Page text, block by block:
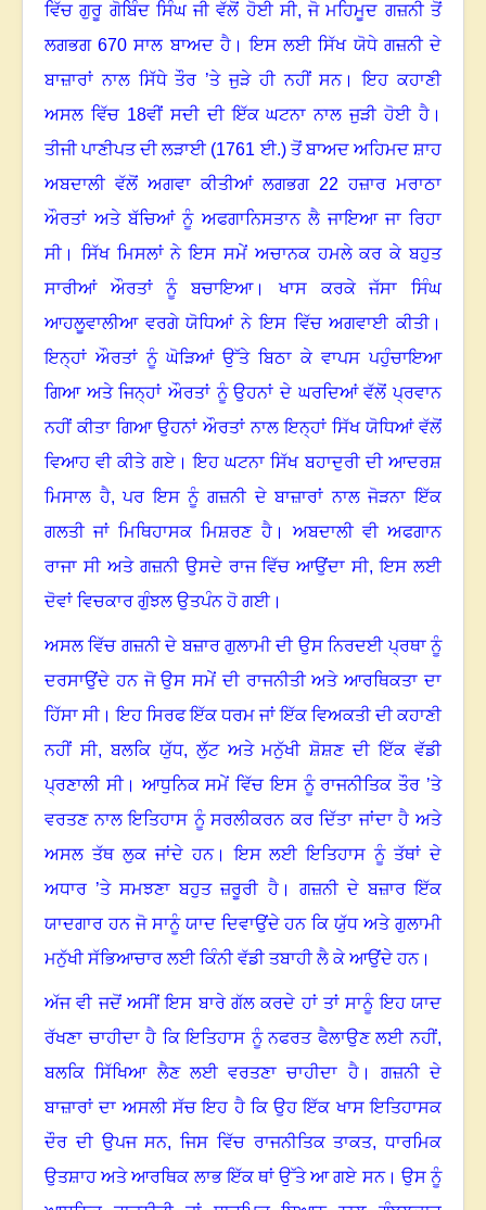
ਵਿੱਚ ਗੁਰੂ ਗੋਬਿੰਦ ਸਿੰਘ ਜੀ ਵੱਲੋਂ ਹੋਈ ਸੀ,ਜੋ ਮਹਿਮੂਦ ਗਜ਼ਨੀ ਤੋਂ
ਲਗਭਗ670 ਸਾਲ ਬਾਅਦ ਹੈ। ਇਸ ਲਈ ਸਿੱਖ ਯੋਧੇ ਗਜ਼ਨੀ ਦੇ
ਬਾਜ਼ਾਰਾਂ ਨਾਲ ਸਿੱਧੇ ਤੌਰ ’ਤੇ ਜੁੜੇ ਹੀ ਨਹੀਂ ਸਨ। ਇਹ ਕਹਾਣੀ
ਅਸਲ ਵਿੱਚ 18ਵੀਂ ਸਦੀ ਦੀ ਇੱਕ ਘਟਨਾ ਨਾਲ ਜੁੜੀ ਹੋਈ ਹੈ।
ਤੀਜੀ ਪਾਣੀਪਤ ਦੀ ਲੜਾਈ (1761 ਈ.) ਤੋਂ ਬਾਅਦ ਅਹਿਮਦ ਸ਼ਾਹ
ਅਬਦਾਲੀ ਵੱਲੋਂ ਅਗਵਾ ਕੀਤੀਆਂ ਲਗਭਗ 22 ਹਜ਼ਾਰ ਮਰਾਠਾ
ਔਰਤਾਂ ਅਤੇ ਬੱਚਿਆਂ ਨੂੰ ਅਫਗਾਨਿਸਤਾਨ ਲੈ ਜਾਇਆ ਜਾ ਰਿਹਾ
ਸੀ। ਸਿੱਖ ਮਿਸਲਾਂ ਨੇ ਇਸ ਸਮੇਂ ਅਚਾਨਕ ਹਮਲੇ ਕਰ ਕੇ ਬਹੁਤ
ਸਾਰੀਆਂ ਔਰਤਾਂ ਨੂੰ ਬਚਾਇਆ। ਖਾਸ ਕਰਕੇ ਜੱਸਾ ਸਿੰਘ
ਆਹਲੂਵਾਲੀਆ ਵਰਗੇ ਯੋਧਿਆਂ ਨੇ ਇਸ ਵਿੱਚ ਅਗਵਾਈ ਕੀਤੀ।
ਇਨ੍ਹਾਂ ਔਰਤਾਂ ਨੂੰ ਘੋੜਿਆਂ ਉੱਤੇ ਬਿਠਾ ਕੇ ਵਾਪਸ ਪਹੁੰਚਾਇਆ
ਗਿਆ ਅਤੇ ਜਿਨ੍ਹਾਂ ਔਰਤਾਂ ਨੂੰ ਉਹਨਾਂ ਦੇ ਘਰਦਿਆਂ ਵੱਲੋਂ ਪ੍ਰਵਾਨ
ਨਹੀਂ ਕੀਤਾ ਗਿਆ ਉਹਨਾਂ ਔਰਤਾਂ ਨਾਲ ਇਨ੍ਹਾਂ ਸਿੱਖ ਯੋਧਿਆਂ ਵੱਲੋਂ
ਵਿਆਹ ਵੀ ਕੀਤੇ ਗਏ। ਇਹ ਘਟਨਾ ਸਿੱਖ ਬਹਾਦੁਰੀ ਦੀ ਆਦਰਸ਼
ਮਿਸਾਲ ਹੈ,ਪਰ ਇਸ ਨੂੰ ਗਜ਼ਨੀ ਦੇ ਬਾਜ਼ਾਰਾਂ ਨਾਲ ਜੋੜਨਾ ਇੱਕ
ਗਲਤੀ ਜਾਂ ਮਿਥਿਹਾਸਕ ਮਿਸ਼ਰਣ ਹੈ। ਅਬਦਾਲੀ ਵੀ ਅਫਗਾਨ
ਰਾਜਾ ਸੀ ਅਤੇ ਗਜ਼ਨੀ ਉਸਦੇ ਰਾਜ ਵਿੱਚ ਆਉਂਦਾ ਸੀ,ਇਸ ਲਈ
ਦੋਵਾਂ ਵਿਚਕਾਰ ਗੁੰਝਲ ਉਤਪੰਨ ਹੋ ਗਈ।
ਅਸਲ ਵਿੱਚ ਗਜ਼ਨੀ ਦੇ ਬਜ਼ਾਰ ਗੁਲਾਮੀ ਦੀ ਉਸ ਨਿਰਦਈ ਪ੍ਰਥਾ ਨੂੰ
ਦਰਸਾਉਂਦੇ ਹਨ ਜੋ ਉਸ ਸਮੇਂ ਦੀ ਰਾਜਨੀਤੀ ਅਤੇ ਆਰਥਿਕਤਾ ਦਾ
ਹਿੱਸਾ ਸੀ। ਇਹ ਸਿਰਫ ਇੱਕ ਧਰਮ ਜਾਂ ਇੱਕ ਵਿਅਕਤੀ ਦੀ ਕਹਾਣੀ
ਨਹੀਂ ਸੀ,ਬਲਕਿ ਯੁੱਧ,ਲੁੱਟ ਅਤੇ ਮਨੁੱਖੀ ਸ਼ੋਸ਼ਣ ਦੀ ਇੱਕ ਵੱਡੀ
ਪ੍ਰਣਾਲੀ ਸੀ। ਆਧੁਨਿਕ ਸਮੇਂ ਵਿੱਚ ਇਸ ਨੂੰ ਰਾਜਨੀਤਿਕ ਤੌਰ ’ਤੇ
ਵਰਤਣ ਨਾਲ ਇਤਿਹਾਸ ਨੂੰ ਸਰਲੀਕਰਨ ਕਰ ਦਿੱਤਾ ਜਾਂਦਾ ਹੈ ਅਤੇ
ਅਸਲ ਤੱਥ ਲੁਕ ਜਾਂਦੇ ਹਨ। ਇਸ ਲਈ ਇਤਿਹਾਸ ਨੂੰ ਤੱਥਾਂ ਦੇ
ਅਧਾਰ ’ਤੇ ਸਮਝਣਾ ਬਹੁਤ ਜ਼ਰੂਰੀ ਹੈ। ਗਜ਼ਨੀ ਦੇ ਬਜ਼ਾਰ ਇੱਕ
ਯਾਦਗਾਰ ਹਨ ਜੋ ਸਾਨੂੰ ਯਾਦ ਦਿਵਾਉਂਦੇ ਹਨ ਕਿ ਯੁੱਧ ਅਤੇ ਗੁਲਾਮੀ
ਮਨੁੱਖੀ ਸੱਭਿਆਚਾਰ ਲਈ ਕਿੰਨੀ ਵੱਡੀ ਤਬਾਹੀ ਲੈ ਕੇ ਆਉਂਦੇ ਹਨ।
ਅੱਜ ਵੀ ਜਦੋਂ ਅਸੀਂ ਇਸ ਬਾਰੇ ਗੱਲ ਕਰਦੇ ਹਾਂ ਤਾਂ ਸਾਨੂੰ ਇਹ ਯਾਦ
ਰੱਖਣਾ ਚਾਹੀਦਾ ਹੈ ਕਿ ਇਤਿਹਾਸ ਨੂੰ ਨਫਰਤ ਫੈਲਾਉਣ ਲਈ ਨਹੀਂ,
ਬਲਕਿ ਸਿੱਖਿਆ ਲੈਣ ਲਈ ਵਰਤਣਾ ਚਾਹੀਦਾ ਹੈ। ਗਜ਼ਨੀ ਦੇ
ਬਾਜ਼ਾਰਾਂ ਦਾ ਅਸਲੀ ਸੱਚ ਇਹ ਹੈ ਕਿ ਉਹ ਇੱਕ ਖਾਸ ਇਤਿਹਾਸਕ
ਦੌਰ ਦੀ ਉਪਜ ਸਨ, ਜਿਸ ਵਿੱਚ ਰਾਜਨੀਤਿਕ ਤਾਕਤ,ਧਾਰਮਿਕ
ਉਤਸ਼ਾਹ ਅਤੇ ਆਰਥਿਕ ਲਾਭ ਇੱਕ ਥਾਂ ਉੱਤੇ ਆ ਗਏ ਸਨ। ਉਸ ਨੂੰ